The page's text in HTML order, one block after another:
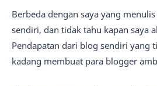
Berbeda dengan saya yang
sendiri, dan tidak tahu kapan saya
Pendapatan dari blog sendiri yang
kadang membuat para blogger